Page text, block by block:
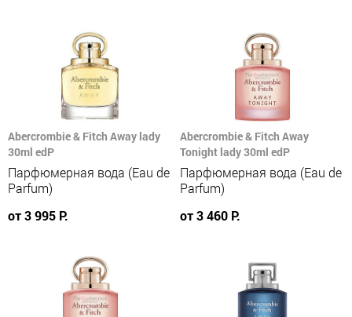
Abercrombie & Fitch Away lady
30ml edP
Парфюмерная вода (Eau de
Parfum)
от 3 995 Р.
Abercrombie & Fitch Away
Tonight lady 30ml edP
Парфюмерная вода (Eau de
Parfum)
от 3 460 Р.